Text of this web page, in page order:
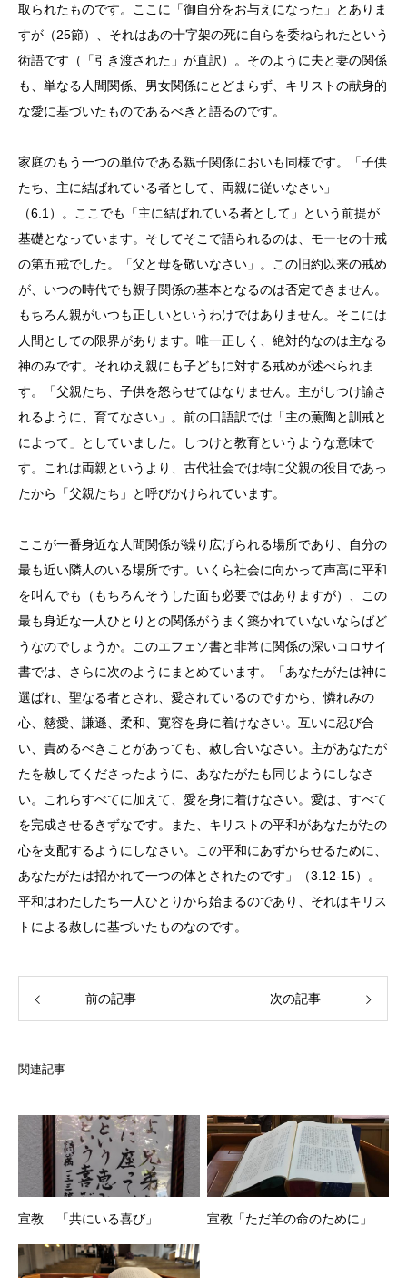
取られたものです。ここに「御自分をお与えになった」とありま
すが（25節）、それはあの十字架の死に自らを委ねられたという
術語です（「引き渡された」が直訳）。そのように夫と妻の関係
も、単なる人間関係、男女関係にとどまらず、キリストの献身的
な愛に基づいたものであるべきと語るのです。
家庭のもう一つの単位である親子関係においも同様です。「子供
たち、主に結ばれている者として、両親に従いなさい」
（6.1 ）。ここでも「主に結ばれている者として」という前提が
基礎となっています。そしてそこで語られるのは、モーセの十戒
の第五戒でした。「父と母を敬いなさい」。この旧約以来の戒め
が、いつの時代でも親子関係の基本となるのは否定できません。
もちろん親がいつも正しいというわけではありません。そこには
人間としての限界があります。唯一正しく、絶対的なのは主なる
神のみです。それゆえ親にも子どもに対する戒めが述べられま
す。「父親たち、子供を怒らせてはなりません。主がしつけ諭さ
れるように、育てなさい」。前の口語訳では「主の薫陶と訓戒と
によって」としていました。しつけと教育というような意味で
す。これは両親というより、古代社会では特に父親の役目であっ
たから「父親たち」と呼びかけられています。
ここが一番身近な人間関係が繰り広げられる場所であり、自分の
最も近い隣人のいる場所です。いくら社会に向かって声高に平和
を叫んでも（もちろんそうした面も必要ではありますが）、この
最も身近な一人ひとりとの関係がうまく築かれていないならばど
うなのでしょうか。このエフェソ書と非常に関係の深いコロサイ
書では、さらに次のようにまとめています。「あなたがたは神に
選ばれ、聖なる者とされ、愛されているのですから、憐れみの
心、慈愛、謙遜、柔和、寛容を身に着けなさい。互いに忍び合
い、責めるべきことがあっても、赦し合いなさい。主があなたが
たを赦してくださったように、あなたがたも同じようにしなさ
い。これらすべてに加えて、愛を身に着けなさい。愛は、すべて
を完成させるきずなです。また、キリストの平和があなたがたの
心を支配するようにしなさい。この平和にあずからせるために、
あなたがたは招かれて一つの体とされたのです」（3.12-15）。
平和はわたしたち一人ひとりから始まるのであり、それはキリス
トによる赦しに基づいたものなのです。
前の記事 次の記事
関連記事
宣教 「共にいる喜び」 宣教「ただ羊の命のために」